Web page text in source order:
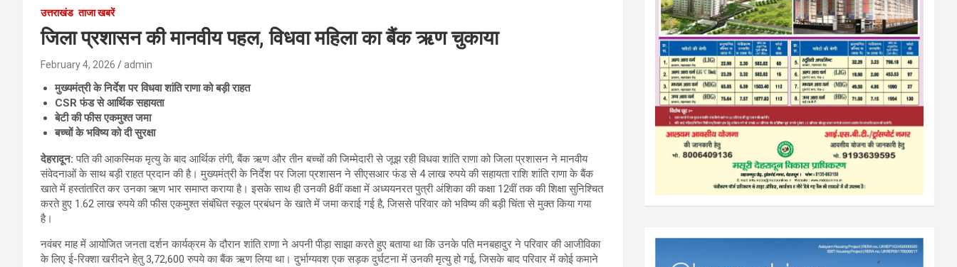
उत्तराखंड ताजा खबरें
जिला प्रशासन की मानवीय पहल, विधवा महिला का बैंक ऋण चुकाया
February 4, 2026 admin
मुख्यमंत्री के निर्देश पर विधवा शांति राणा को बड़ी राहत
CSR फंड से आर्थिक सहायता
बेटी की फीस एकमुश्त जमा
बच्चों के भविष्य को दी सुरक्षा
देहरादून: पति की आकस्मिक मृत्यु के बाद आर्थिक तंगी, बैंक ऋण और तीन बच्चों की जिम्मेदारी से जूझ रही विधवा शांति राणा को जिला प्रशासन ने मानवीय
संवेदनाओं के साथ बड़ी राहत प्रदान की है। मुख्यमंत्री के निर्देश पर जिला प्रशासन ने सीएसआर फंड से 4 लाख रुपये की सहायता राशि शांति राणा के बैंक
खाते में हस्तांतरित कर उनका ऋण भार समाप्त कराया है। इसके साथ ही उनकी 8वीं कक्षा में अध्ययनरत पुत्री अंशिका की कक्षा 12वीं तक की शिक्षा सुनिश्चित
करते हुए 1.62 लाख रुपये की फीस एकमुश्त संबंधित स्कूल प्रबंधन के खाते में जमा कराई गई है, जिससे परिवार को भविष्य की बड़ी चिंता से मुक्त किया गया
है।
नवंबर माह में आयोजित जनता दर्शन कार्यक्रम के दौरान शांति राणा ने अपनी पीड़ा साझा करते हुए बताया था कि उनके पति मनबहादुर ने परिवार की आजीविका
के लिए ई-रिक्शा खरीदने हेतु 3,72,600 रुपये का बैंक ऋण लिया था। दुर्भाग्यवश एक सड़क दुर्घटना में उनकी मृत्यु हो गई, जिसके बाद परिवार में कोई कमाने